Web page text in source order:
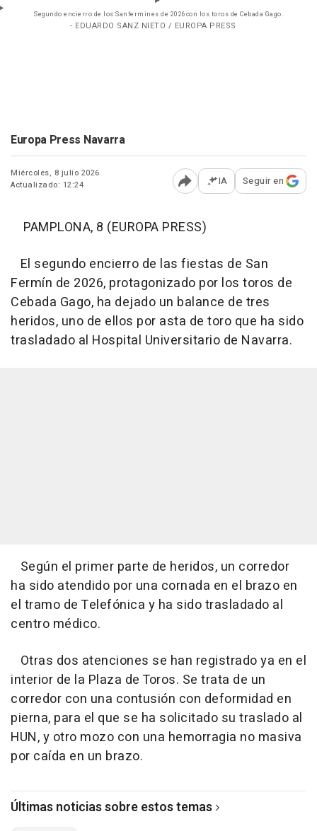
Segundo encierro de los Sanfermines de 2026con los toros de Cebada Gago.
- EDUARDO SANZ NIETO / EUROPA PRESS
Europa Press Navarra
Miércoles, 8 julio 2026
Actualizado: 12:24
Abrir opciones para
IA Seguir en
PAMPLONA, 8 (EUROPA PRESS)
El segundo encierro de las fiestas de San
Fermín de 2026, protagonizado por los toros de
Cebada Gago, ha dejado un balance de tres
heridos, uno de ellos por asta de toro que ha sido
trasladado al Hospital Universitario de Navarra.
Según el primer parte de heridos, un corredor
ha sido atendido por una cornada en el brazo en
el tramo de Telefónica y ha sido trasladado al
centro médico.
Otras dos atenciones se han registrado ya en el
interior de la Plaza de Toros. Se trata de un
corredor con una contusión con deformidad en
pierna, para el que se ha solicitado su traslado al
HUN, y otro mozo con una hemorragia no masiva
por caída en un brazo.
Últimas noticias sobre estos temas